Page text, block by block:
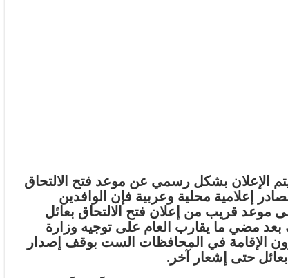
25 يناير 2024، لم يتم الإعلان بشكل رسمي عن موعد فتح الالتحاق
إعلامية محلية وعربية فإن الوافدين
موعد قريب من إعلان فتح الالتحاق بعائل
بعد مضي ما يقارب العام على توجيه وزارة
شؤون الإقامة في المحافظات الست بوقف إصدار
حتى إشعار آخر.